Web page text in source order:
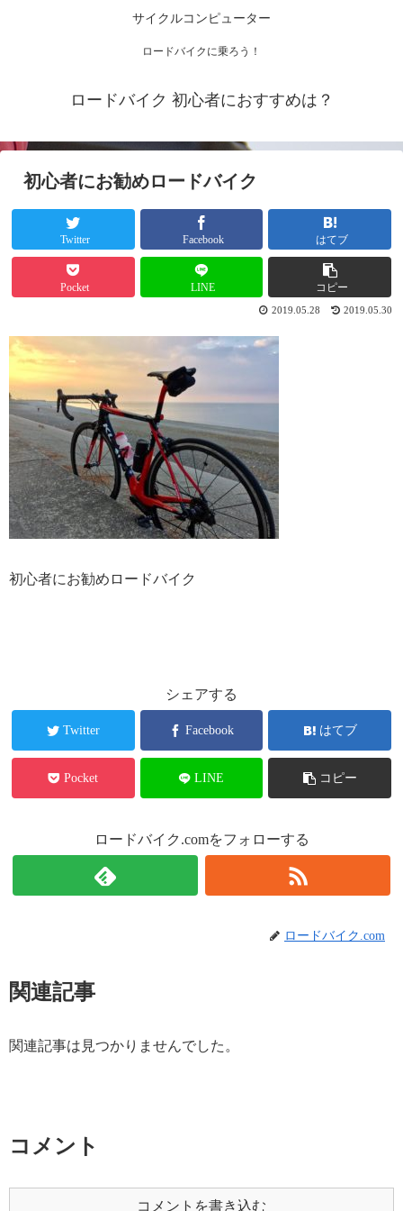
ロードバイクに乗ろう！
ロードバイク 初心者におすすめは？
サイクルコンピューター
初心者にお勧めロードバイク
Twitter Facebook はてブ
Pocket LINE コピー
2019.05.30
2019.05.28
初心者にお勧めロードバイク
シェアする
Twitter Facebook はてブ
Pocket LINE コピー
ロードバイク.comをフォローする
ロードバイク.com
関連記事
関連記事は見つかりませんでした。
コメント
コメントを書き込む